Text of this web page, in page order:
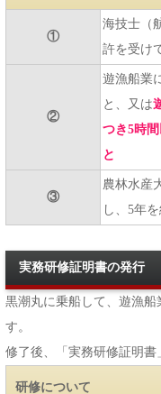
①
海技士（
許を受け
②
遊漁船業
と、又は
つき5時
と
③
農林水産
し、5年
実務研修証明書の発行
黒潮丸に乗船して、遊漁船
す。
修了後、「実務研修証明書
研修について